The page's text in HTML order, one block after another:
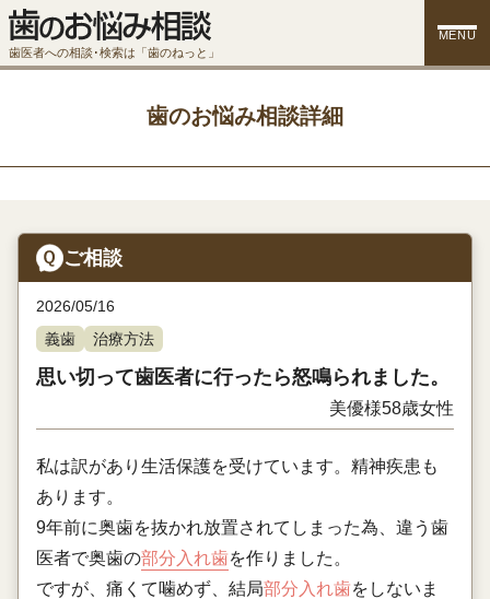
歯医者への相談･検索は「歯のねっと」
MENU
歯のお悩み相談詳細
ご相談
2026/05/16
義歯
治療方法
思い切って歯医者に行ったら怒鳴られました。
美優様58歳女性
私は訳があり生活保護を受けています。精神疾患も
あります。
9年前に奥歯を抜かれ放置されてしまった為、違う歯
医者で奥歯の部分入れ歯を作りました。
ですが、痛くて噛めず、結局部分入れ歯をしないま